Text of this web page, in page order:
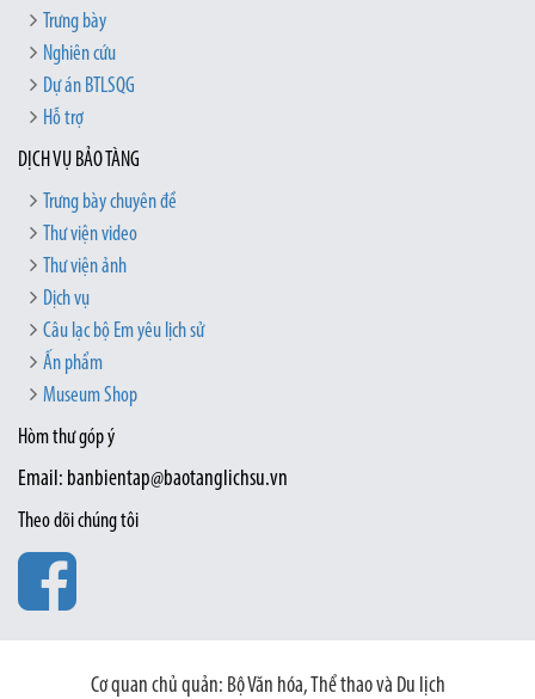
Trưng bày
Nghiên cứu
Dự án BTLSQG
Hỗ trợ
DỊCH VỤ BẢO TÀNG
Trưng bày chuyên đề
Thư viện video
Thư viện ảnh
Dịch vụ
Câu lạc bộ Em yêu lịch sử
Ấn phẩm
Museum Shop
Hòm thư góp ý
Email: banbientap@baotanglichsu.vn
Theo dõi chúng tôi
Cơ quan chủ quản: Bộ Văn hóa, Thể thao và Du lịch